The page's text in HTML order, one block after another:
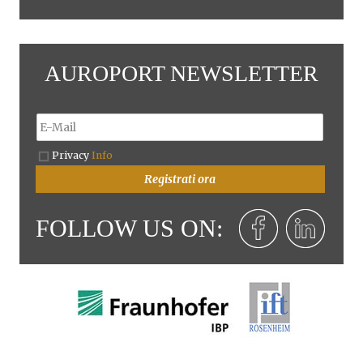
AUROPORT NEWSLETTER
Privacy Info
Registrati ora
FOLLOW US ON: